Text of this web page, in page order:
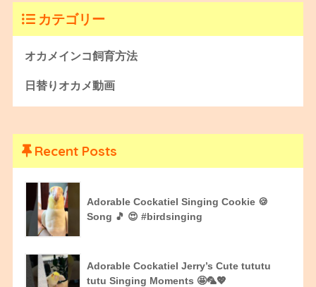
カテゴリー
オカメインコ飼育方法
日替りオカメ動画
Recent Posts
Adorable Cockatiel Singing Cookie 🍪
Song 🎵 😍 #birdsinging
Adorable Cockatiel Jerry’s Cute tututu
tutu Singing Moments 🤩🦜💖